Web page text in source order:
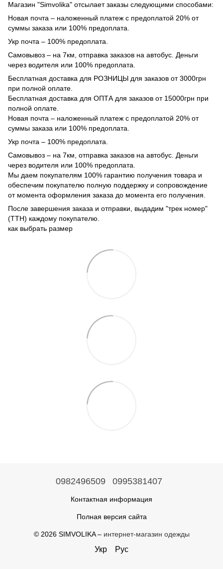
Магазин "Simvolika" отсылает заказы следующими способами:
Новая почта – наложенный платеж с предоплатой 20% от
суммы заказа или 100% предоплата.
Укр почта – 100% предоплата.
Самовывоз – на 7км, отправка заказов на автобус. Деньги
через водителя или 100% предоплата.
Бесплатная доставка для РОЗНИЦЫ для заказов от 3000грн
при полной оплате.
Бесплатная доставка для ОПТА для заказов от 15000грн при
полной оплате.
Новая почта – наложенный платеж с предоплатой 20% от
суммы заказа или 100% предоплата.
Укр почта – 100% предоплата.
Самовывоз – на 7км, отправка заказов на автобус. Деньги
через водителя или 100% предоплата.
Мы даем покупателям 100% гарантию получения товара и
обеспечим покупателю полную поддержку и сопровождение
от момента оформления заказа до момента его получения.
После завершения заказа и отправки, выдадим "трек номер"
(ТТН) каждому покупателю.
как выбрать размер
0982496509 0995381407
Контактная информация
Полная версия сайта
© 2026 SIMVOLIKA – интернет-магазин одежды
Укр Рус